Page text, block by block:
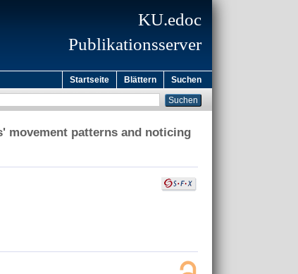
KU.edoc
Publikationsserver
Startseite Blättern Suchen
movement patterns and noticing